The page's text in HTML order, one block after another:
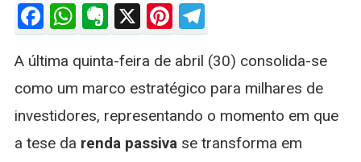
BCIA11
Outros
Facebook
WhatsApp
Evernote
X Pinterest
Telegram
A última quinta-feira de abril (30) consolida-se
como um marco estratégico para milhares de
investidores, representando o momento em que
a tese da renda passivase transforma em